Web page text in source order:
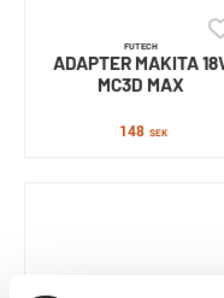
FUTECH
ADAPTER MAKITA
MC3D MAX
148 SEK